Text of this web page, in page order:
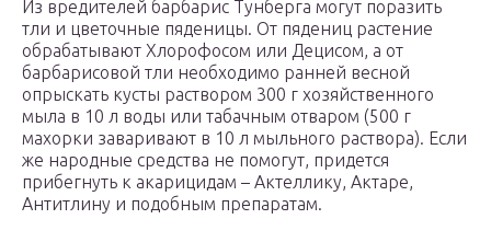
Из вредителей барбарис Тунберга могут поразить
тли и цветочные пяденицы. От пядениц растение
обрабатывают Хлорофосом или Децисом, а от
барбарисовой тли необходимо ранней весной
опрыскать кусты раствором 300 г хозяйственного
мыла в 10 л воды или табачным отваром (500 г
махорки заваривают в 10 л мыльного раствора). Если
же народные средства не помогут, придется
прибегнуть к акарицидам – Актеллику, Актаре,
Антитлину и подобным препаратам.